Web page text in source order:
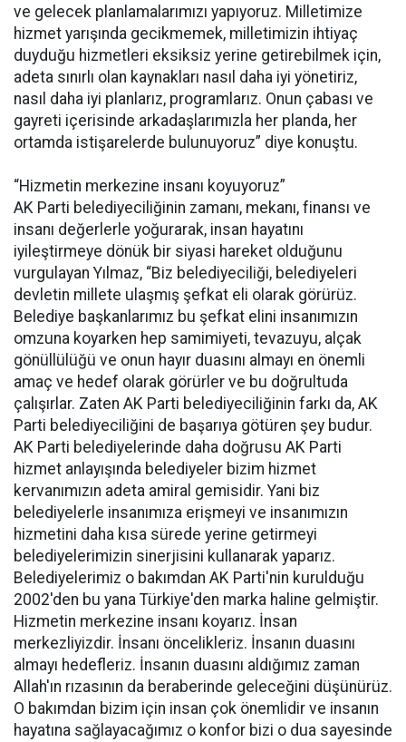
ve gelecek planlamalarımızı yapıyoruz. Milletimize
hizmet yarışında gecikmemek, milletimizin ihtiyaç
duyduğu hizmetleri eksiksiz yerine getirebilmek için,
adeta sınırlı olan kaynakları nasıl daha iyi yönetiriz,
nasıl daha iyi planlarız, programlarız. Onun çabası ve
gayreti içerisinde arkadaşlarımızla her planda, her
ortamda istişarelerde bulunuyoruz” diye konuştu.
“Hizmetin merkezine insanı koyuyoruz”
AK Parti belediyeciliğinin zamanı, mekanı, finansı ve
insanı değerlerle yoğurarak, insan hayatını
iyileştirmeye dönük bir siyasi hareket olduğunu
vurgulayan Yılmaz, “Biz belediyeciliği, belediyeleri
devletin millete ulaşmış şefkat eli olarak görürüz.
Belediye başkanlarımız bu şefkat elini insanımızın
omzuna koyarken hep samimiyeti, tevazuyu, alçak
gönüllülüğü ve onun hayır duasını almayı en önemli
amaç ve hedef olarak görürler ve bu doğrultuda
çalışırlar. Zaten AK Parti belediyeciliğinin farkı da, AK
Parti belediyeciliğini de başarıya götüren şey budur.
AK Parti belediyelerinde daha doğrusu AK Parti
hizmet anlayışında belediyeler bizim hizmet
kervanımızın adeta amiral gemisidir. Yani biz
belediyelerle insanımıza erişmeyi ve insanımızın
hizmetini daha kısa sürede yerine getirmeyi
belediyelerimizin sinerjisini kullanarak yaparız.
Belediyelerimiz o bakımdan AK Parti'nin kurulduğu
2002'den bu yana Türkiye'den marka haline gelmiştir.
Hizmetin merkezine insanı koyarız. İnsan
merkezliyizdir. İnsanı öncelikleriz. İnsanın duasını
almayı hedefleriz. İnsanın duasını aldığımız zaman
Allah'ın rızasının da beraberinde geleceğini düşünürüz.
O bakımdan bizim için insan çok önemlidir ve insanın
hayatına sağlayacağımız o konfor bizi o dua sayesinde